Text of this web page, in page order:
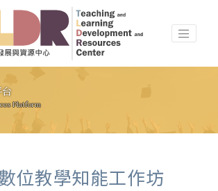
Platform
位教學知能工作坊